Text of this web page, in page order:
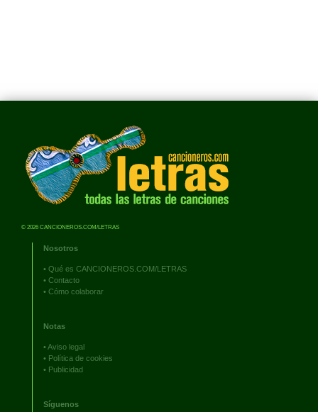
© 2026 CANCIONEROS.COM/LETRAS
Nosotros
• Qué es CANCIONEROS.COM/LETRAS
• Contacto
• Cómo colaborar
Notas
•Aviso legal
• Política de cookies
• Publicidad
Síguenos